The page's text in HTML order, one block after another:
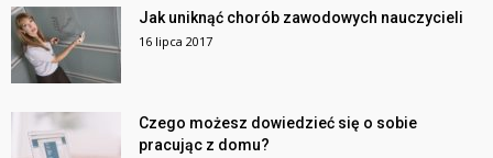
Jak uniknąć chorób zawodowych nauczycieli
16 lipca 2017
Czego możesz dowiedzieć się o sobie
pracując z domu?